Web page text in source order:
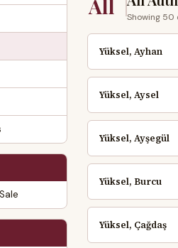
All Showing 50
Yüksel, Ayhan
Yüksel, Aysel
Yüksel, Ayşegül
Yüksel, Burcu
Yüksel, Çağdaş